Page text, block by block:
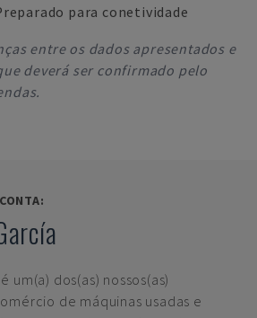
para conetividade
entre os dados apresentados e
deverá ser confirmado pelo
é um(a) dos(as) nossos(as)
de máquinas usadas e